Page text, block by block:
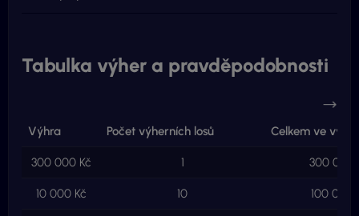
Tabulka výher a pravděpodobnosti
Výhra Počet výherních losů Celkem ve
300 000 Kč 1 300 000
10 000 Kč 10 100 000